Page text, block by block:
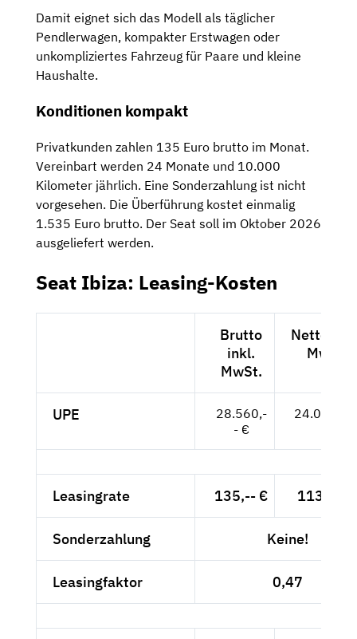
Damit eignet sich das Modell als täglicher
Pendlerwagen, kompakter Erstwagen oder
unkompliziertes Fahrzeug für Paare und kleine
Haushalte.
Konditionen kompakt
Privatkunden zahlen 135 Euro brutto im Monat.
Vereinbart werden 24 Monate und 10.000
Kilometer jährlich. Eine Sonderzahlung ist nicht
vorgesehen. Die Überführung kostet einmalig
1.535 Euro brutto. Der Seat soll im Oktober 2026
ausgeliefert werden.
Seat Ibiza: Leasing-Kosten
Brutto
inkl.
MwSt.
Netto
MwSt.
UPE
28.560,-
- €
24.000,--
Leasingrate 135,-- € 113,45 €
Sonderzahlung Keine!
Leasingfaktor 0,47